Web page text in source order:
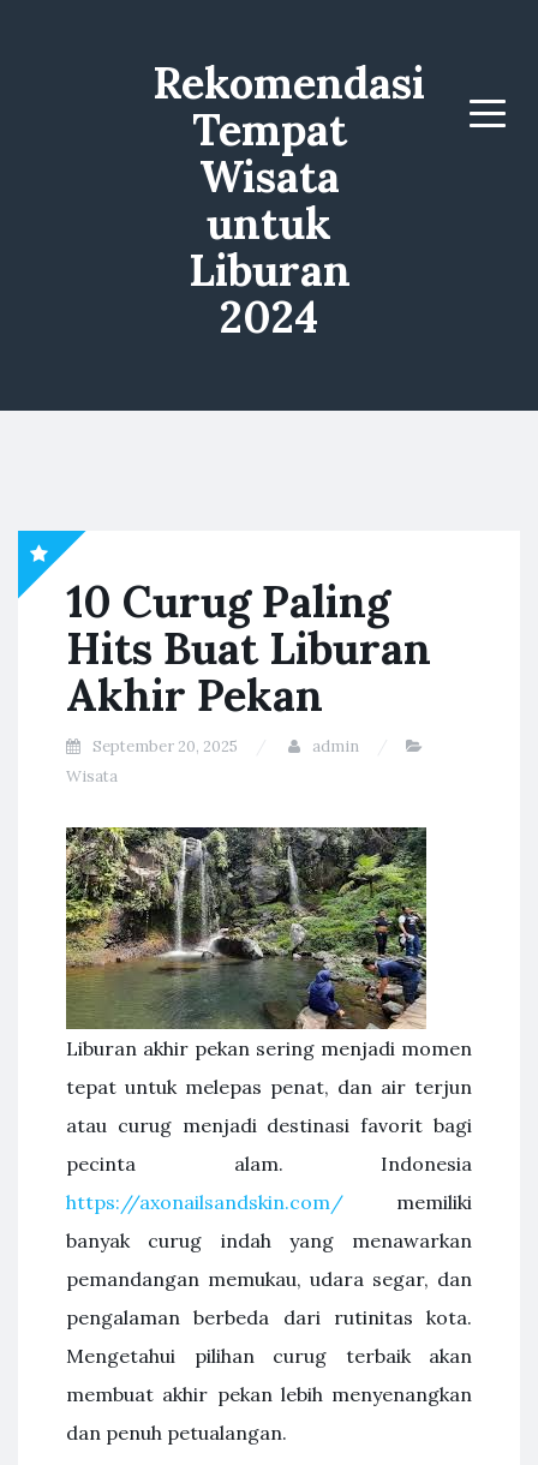
Rekomendasi
Tempat
Wisata
untuk
Liburan
2024
Menu
10 Curug Paling
Hits Buat Liburan
Akhir Pekan
September 20, 2025
admin
Wisata
Liburan akhir pekan sering menjadi momen
tepat untuk melepas penat, dan air terjun
atau curug menjadi destinasi favorit bagi
pecinta alam. Indonesia
https://axonailsandskin.com/ memiliki
banyak curug indah yang menawarkan
pemandangan memukau, udara segar, dan
pengalaman berbeda dari rutinitas kota.
Mengetahui pilihan curug terbaik akan
membuat akhir pekan lebih menyenangkan
dan penuh petualangan.